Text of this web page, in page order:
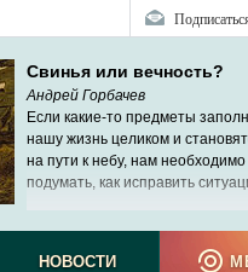
Свинья или вечность?
Андрей Горбачев
Если какие-то предметы
нашу жизнь целиком и
на пути к небу, нам
подумать, как исправить
НОВОСТИ